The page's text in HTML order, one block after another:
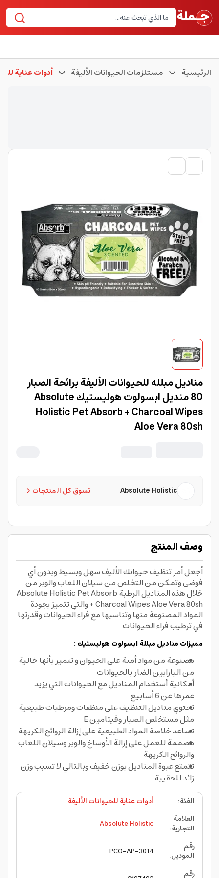
الرئيسية مستلزمات الحيوانات الأليفة أدوات عناية
مناديل مبلله للحيوانات الأليفة برائحة الصبار
80 منديل ابسولوت هوليستيك Absolute
Holistic Pet Absorb + Charcoal Wipes
Aloe Vera 80sh
تسوق كل المنتجات Absolute Holistic
وصف المنتج
أجعل أمر تنظيف حيوانك الأليف سهل وبسيط وبدون أي
فوضى وتمكن من التخلص من سيلان اللعاب والوبر من
خلال هذه المناديل الرطبة Absolute Holistic Pet Absorb
+ Charcoal Wipes Aloe Vera 80sh والتي تتميز بجودة
المواد المصنوعة منها وتناسبها مع فراء الحيوانات وقدرتها
في ترطيب فراء الحيوانات
مميزات مناديل مبللة ابسولوت هوليستيك :
مصنوعة من مواد أمنة على الحيوان و تتميز بأنها خالية
من البارابين الضار بالحيوانات
أمكانية أستخدام المناديل مع الحيوانات التي يزيد
عمرها عن 6 أسابيع
تحتوي مناديل التنظيف على منظفات ومرطبات طبيعية
مثل مستخلص الصبار وفيتامين E
تساعد خلاصة المواد الطبيعية على إزالة الروائح الكريهة
مصممة للعمل على إزالة الأوساخ والوبر وسيلان اللعاب
والروائح الكريهة
تتمتع عبوة المناديل بوزن خفيف وبالتالي لا تسبب وزن
زائد للحقيبة
الفئة:
أدوات عناية للحيوانات الأليفة
العلامة
التجارية:
Absolute Holistic
رقم
الموديل:
PCO-AP-3014
رقم